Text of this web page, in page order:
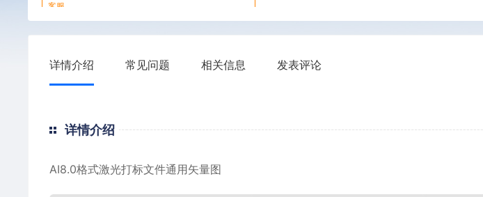
客服
详情介绍 常见问题 相关信息 发表评论
详情介绍
AI8.0格式激光打标文件通用矢量图